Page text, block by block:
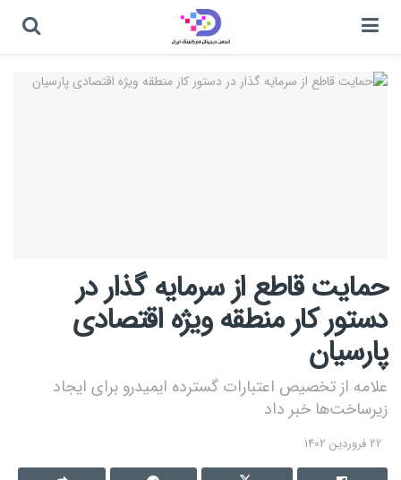
حمایت قاطع از سرمایه گذار در
دستور کار منطقه ویژه اقتصادی
پارسیان
علامه از تخصیص اعتبارات گسترده ایمیدرو برای ایجاد
زیرساخت‌ها خبر داد
22 فروردین 1402